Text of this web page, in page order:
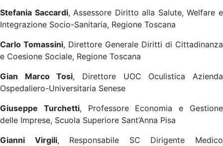
Stefania Saccardi, Assessore Diritto alla Salute, Welfare e
Integrazione Socio-Sanitaria, Regione Toscana
Carlo Tomassini, Direttore Generale Diritti di Cittadinanza
e Coesione Sociale, Regione Toscana
Gian Marco Tosi, Direttore UOC Oculistica Azienda
Ospedaliero-Universitaria Senese
Giuseppe Turchetti, Professore Economia e Gestione
delle Imprese, Scuola Superiore Sant’Anna Pisa
Gianni Virgili, Responsabile SC Dirigente Medico